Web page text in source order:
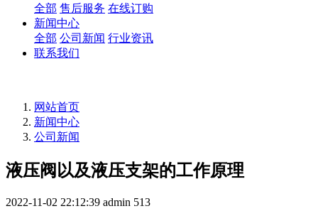
全部 售后服务 在线订购
新闻中心
全部 公司新闻 行业资讯
联系我们
网站首页
新闻中心
公司新闻
液压阀以及液压支架的工作原理
2022-11-02 22:12:39 admin 513